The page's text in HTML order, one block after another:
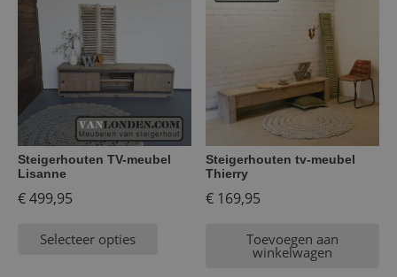
Steigerhouten TV-meubel
Lisanne
€499,95
Selecteer opties
Steigerhouten tv-meubel
Thierry
€ 169,95
Toevoegen aan
winkelwagen